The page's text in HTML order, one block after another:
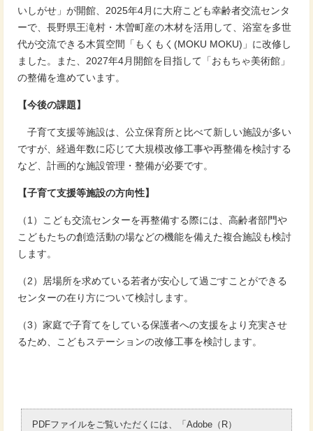
いしがせ」が開館、2025年4月に大府こども幸齢者交流センタ
ーで、長野県王滝村・木曽町産の木材を活用して、浴室を多世
代が交流できる木質空間「もくもく(MOKU MOKU)」に改修し
ました。また、2027年4月開館を目指して「おもちゃ美術館」
の整備を進めています。
【今後の課題】
子育て支援等施設は、公立保育所と比べて新しい施設が多い
ですが、経過年数に応じて大規模改修工事や再整備を検討する
など、計画的な施設管理・整備が必要です。
【子育て支援等施設の方向性】
（1）こども交流センターを再整備する際には、高齢者部門や
こどもたちの創造活動の場などの機能を備えた複合施設も検討
します。
（2）居場所を求めている若者が安心して過ごすことができる
センターの在り方について検討します。
（3）家庭で子育てをしている保護者への支援をより充実させ
るため、こどもステーションの改修工事を検討します。
PDFファイルをご覧いただくには、「Adobe（R）